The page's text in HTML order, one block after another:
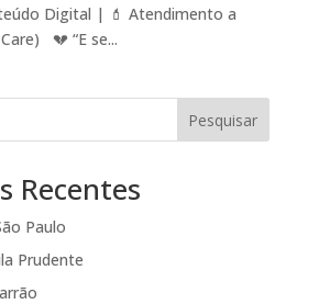
Digital | 💄 Atendimento a
💔 “E se...
Pesquisar
Recentes
Paulo
Prudente